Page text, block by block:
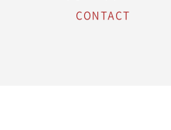
CONTACT